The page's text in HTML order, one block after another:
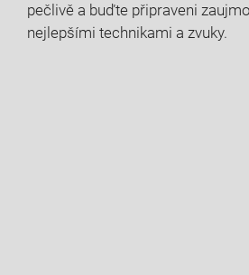
pečlivě a buďte připraveni
nejlepšími technikami a zvuky.